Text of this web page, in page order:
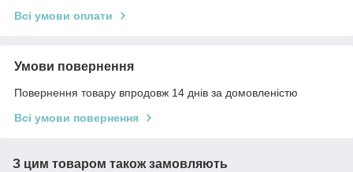
Всі умови оплати
Умови повернення
Повернення товару впродовж 14 днів за домовленістю
Всі умови повернення
З цим товаром також замовляють